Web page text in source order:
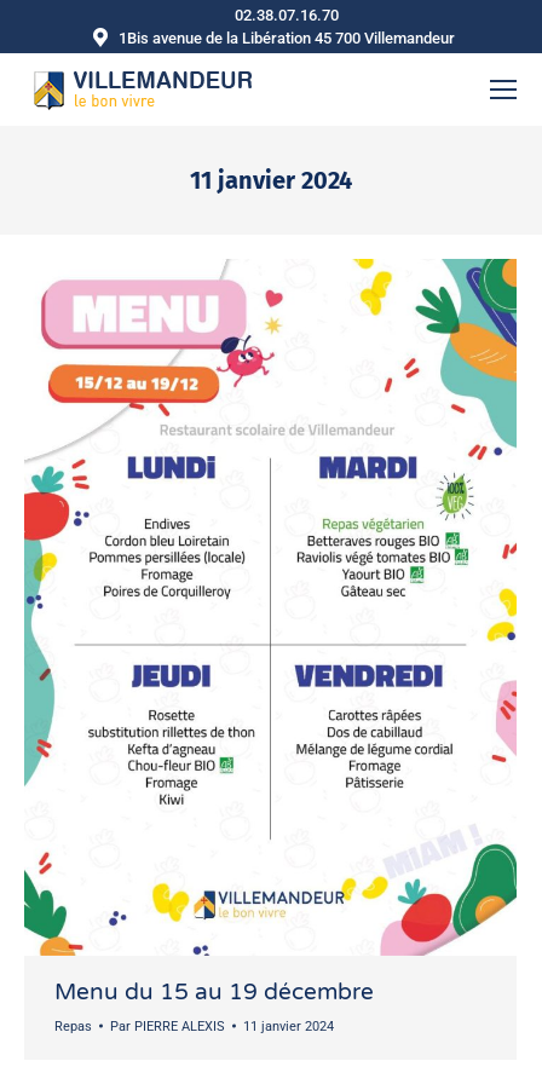
02.38.07.16.70
1Bis avenue de la Libération 45 700 Villemandeur
11 janvier 2024
Menu du 15 au 19 décembre
Repas Par PIERRE ALEXIS 11 janvier 2024